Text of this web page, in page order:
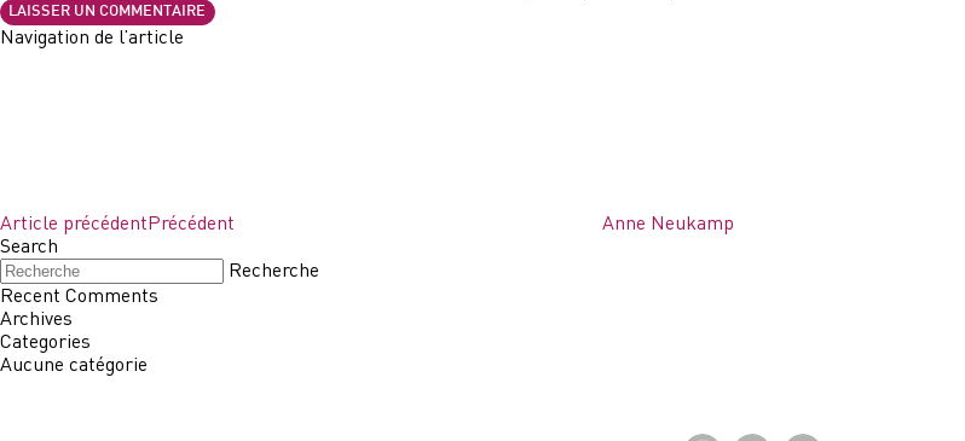
Navigation de l’article
Article précédentPrécédent
Anne Neukamp
Search
Recherche
Recent Comments
Archives
Categories
Aucune catégorie